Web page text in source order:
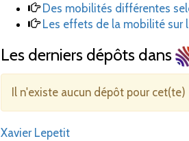
Des mobilités différentes
Les effets de la mobilité sur
Les derniers dépôts dans
Il n'existe aucun dépôt pour cet(te)
Xavier Lepetit